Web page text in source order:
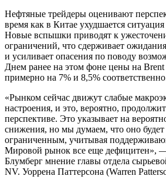
Нефтяные трейдеры оценивают
время как в Китае ухудшается
Новые вспышки приводят к
ограничений, что сдерживает
и усиливает опасения по поводу
Днем ранее на этом фоне цены на
примерно на 7% и 8,5%
«Рынком сейчас движут слабые
настроения, и это, вероятно,
перспективе. Это указывает на
снижения, но мы думаем, что оно будет
ограниченным, учитывая
Мировой рынок все еще дефицитен», —
Блумберг мнение главы отдела
NV. Уоррена Паттерсона (Warren